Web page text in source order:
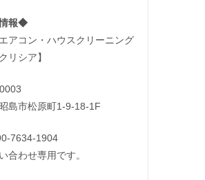
報◆
アコン・ハウスクリーニング
リシア】
島市松原町1-9‐18‐1F
7634-1904
合わせ専用です。